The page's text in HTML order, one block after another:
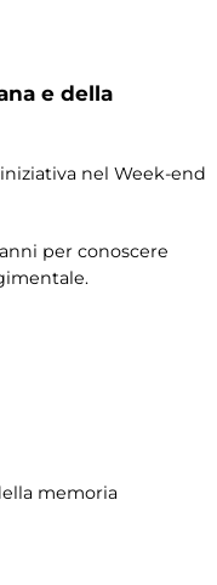
e della
nel Week-end
per conoscere
memoria